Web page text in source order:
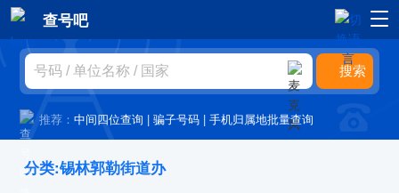
查号吧
推荐：中间四位查询 |骗子号码 |手机归属地批量查询
分类:锡林郭勒街道办